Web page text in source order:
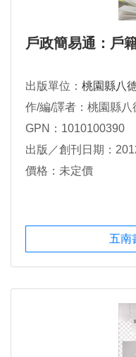
戶政簡易通：戶
出版單位： 桃園縣八
作/編/譯者：桃園縣
GPN：1010100390
出版／創刊日期：
價格：未定價
五南